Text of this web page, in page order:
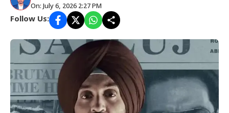
On: July 6, 2026 2:27 PM
Follow Us: